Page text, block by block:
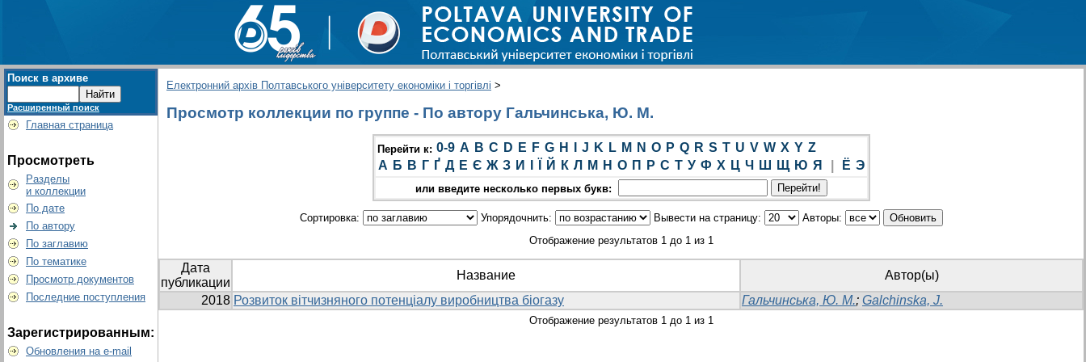
Поиск в архиве
Расширенный поиск
Главная страница
Просмотреть
Разделы
и коллекции
По дате
По автору
По заглавию
По тематике
Просмотр документов
Последние поступления
Зарегистрированным:
Обновления на e-mail
Електронний архів Полтавського університету економіки і торгівлі >
Просмотр коллекции по группе - По автору Гальчинська, Ю. М.
Перейти к: 0-9 A B C D E F G H J K L M N O P Q R S T U V W X Y Z
А Б В Г Ґ Д Е Є Ж З И Й К Л М Н О П Р С Т У Ф Х Ц Ч Ш Щ Ю Я Ё Э
или введите несколько первых букв:
Сортировка: Упорядочнить: Вывести на страницу:
Авторы:
Отображение результатов 1 до 1 из 1
Дата
публикации
Название
Автор(ы)
2018 Розвиток вітчизняного потенціалу виробництва біогазу Гальчинська, Ю. М.; Galchinska, J.
Отображение результатов 1 до 1 из 1